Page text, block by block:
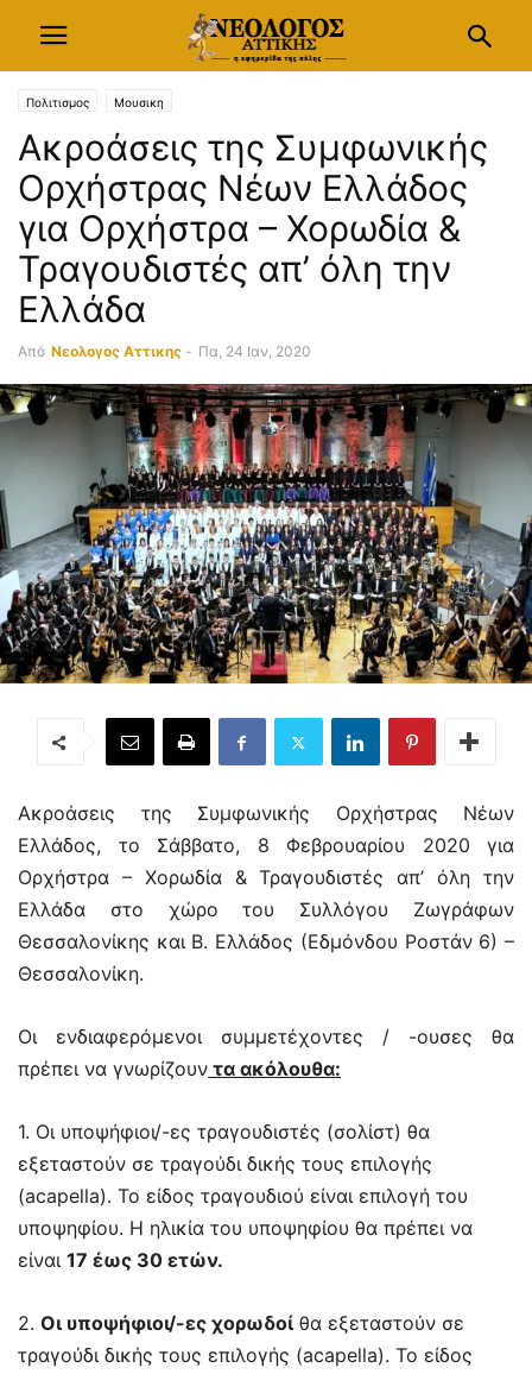
Πολιτισμος Μουσικη
Ακροάσεις της Συμφωνικής
Ορχήστρας Νέων Ελλάδος
για Ορχήστρα – Χορωδία &
Τραγουδιστές απ’ όλη την
Ελλάδα
Από Νεολογος Αττικης - Πα, 24 Ιαν, 2020
Ακροάσεις της Συμφωνικής Ορχήστρας Νέων
Ελλάδος, το Σάββατο, 8 Φεβρουαρίου 2020 για
Ορχήστρα – Χορωδία & Τραγουδιστές απ’ όλη την
Ελλάδα στο χώρο του Συλλόγου Ζωγράφων
Θεσσαλονίκης και Β. Ελλάδος (Εδμόνδου Ροστάν 6) –
Θεσσαλονίκη.
Οι ενδιαφερόμενοι συμμετέχοντες / -ουσες θα
πρέπει να γνωρίζουν τα ακόλουθα:
1. Οι υποψήφιοι/-ες τραγουδιστές (σολίστ) θα
εξεταστούν σε τραγούδι δικής τους επιλογής
(acapella). Το είδος τραγουδιού είναι επιλογή του
υποψηφίου. Η ηλικία του υποψηφίου θα πρέπει να
είναι 17 έως 30 ετών.
2. Οι υποψήφιοι/-ες χορωδοί θα εξεταστούν σε
τραγούδι δικής τους επιλογής (acapella). Το είδος